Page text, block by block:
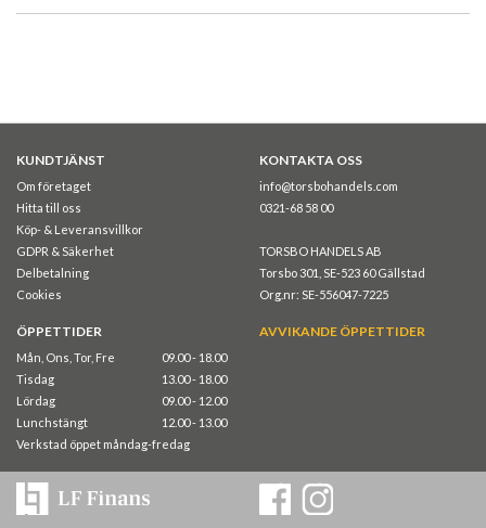
KUNDTJÄNST
Om företaget
Hitta till oss
Köp- & Leveransvillkor
GDPR & Säkerhet
Delbetalning
Cookies
KONTAKTA OSS
info@torsbohandels.com
0321-68 58 00
TORSBO HANDELS AB
Torsbo 301, SE-523 60 Gällstad
Org.nr: SE-556047-7225
ÖPPETTIDER
Mån, Ons, Tor, Fre
09.00 - 18.00
Tisdag
13.00 - 18.00
Lördag
09.00 - 12.00
Lunchstängt
12.00 - 13.00
Verkstad öppet måndag-fredag
AVVIKANDE ÖPPETTIDER